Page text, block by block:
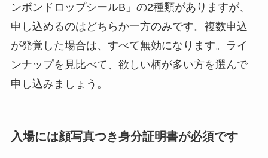
ンボンドロップシールB」の2種類がありますが、
申し込めるのはどちらか一方のみです。複数申込
が発覚した場合は、すべて無効になります。ライ
ンナップを見比べて、欲しい柄が多い方を選んで
申し込みましょう。
入場には顔写真つき身分証明書が必須です